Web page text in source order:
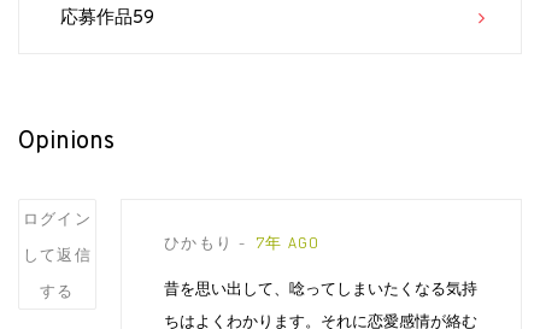
応募作品59
Opinions
Post
comment
ログイン
して返信
する
ひかもり 7年 AGO
昔を思い出して、唸ってしまいたくなる気持
ちはよくわかります。それに恋愛感情が絡む